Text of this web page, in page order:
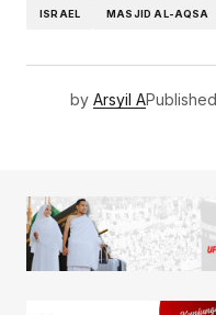
ISRAEL MASJID AL-AQSA
by Arsyil APublished